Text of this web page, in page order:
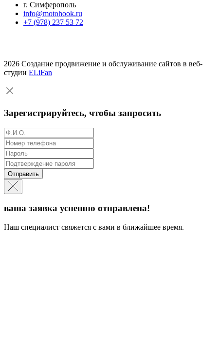
г. Симферополь
info@motohook.ru
+7 (978) 237 53 72
2026 Создание продвижение и обслуживание сайтов в веб-
студии ELiFan
Зарегистрируйтесь, чтобы запросить
Отправить
ваша заявка успешно отправлена!
Наш специалист свяжется с вами в ближайшее время.